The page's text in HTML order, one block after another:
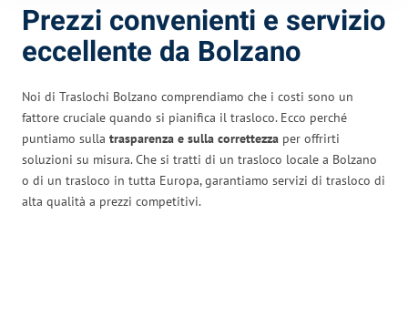
Prezzi convenienti e servizio
eccellente da Bolzano
Noi di Traslochi Bolzano comprendiamo che i costi sono un
fattore cruciale quando si pianifica il trasloco. Ecco perché
puntiamo sulla trasparenza e sulla correttezza per offrirti
soluzioni su misura. Che si tratti di un trasloco locale a Bolzano
o di un trasloco in tutta Europa, garantiamo servizi di trasloco di
alta qualità a prezzi competitivi.